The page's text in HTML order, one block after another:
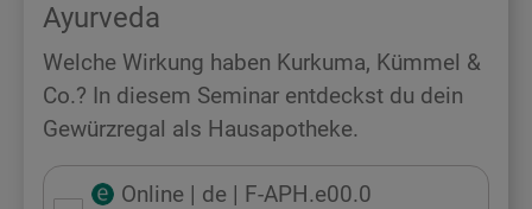
Ayurveda
Welche Wirkung haben Kurkuma, Kümmel &
Co.? In diesem Seminar entdeckst du dein
Gewürzregal als Hausapotheke.
Online | de | F-APH.e00.0